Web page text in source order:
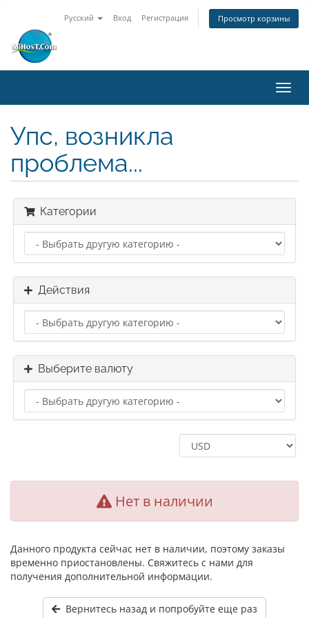
Русский Вход Регистрация Просмотр корзины
Упс, возникла
проблема...
Категории
Действия
Выберите валюту
Нет в наличии
Данного продукта сейчас нет в наличии, поэтому заказы
временно приостановлены. Свяжитесь с нами для
получения дополнительной информации.
Вернитесь назад и попробуйте еще раз